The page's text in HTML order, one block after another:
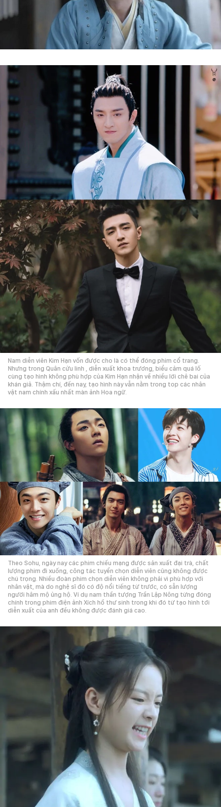
Nam diễn viên Kim Hạn vốn được cho là có thể đóng phim cổ trang.
Nhưng trong Quân cửu linh , diễn xuất khoa trương, biểu cảm quá lố
cùng tạo hình không phù hợp của Kim Hạn nhận về nhiều lời chê bai của
khán giả. Thậm chí, đến nay, tạo hình này vẫn nằm trong top các nhân
vật nam chính xấu nhất màn ảnh Hoa ngữ.
Theo Sohu, ngày nay các phim chiếu mạng được sản xuất đại trà, chất
lượng phim đi xuống, công tác tuyển chọn diễn viên cũng không được
chú trọng. Nhiều đoàn phim chọn diễn viên không phải vì phù hợp với
nhân vật, mà do nghệ sĩ đó có độ nổi tiếng từ trước, có sẵn lượng
người hâm mộ ủng hộ. Ví dụ nam thần tượng Trần Lập Nông từng đóng
chính trong phim điện ảnh Xích hồ thư sinh trong khi đó từ tạo hình tới
diễn xuất của anh đều không được đánh giá cao.